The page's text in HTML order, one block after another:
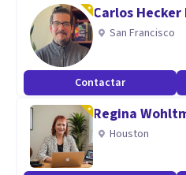
Carlos
San Francisco
Contactar
Regina
Houston